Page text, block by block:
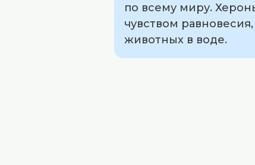
по всему миру.
чувством
животных в воде.